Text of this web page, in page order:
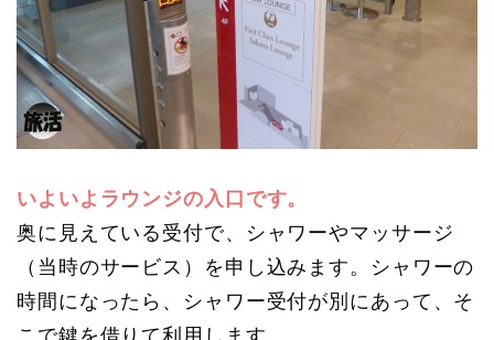
いよいよラウンジの入口です。
奥に見えている受付で、シャワーやマッサージ
（当時のサービス）を申し込みます。シャワーの
時間になったら、シャワー受付が別にあって、そ